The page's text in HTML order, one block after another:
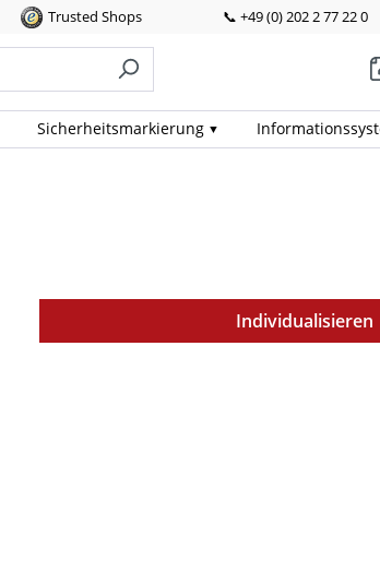
Trusted Shops 📞 +49 (0) 202 2 77 22 0
Sicherheits­markierung
Individualisieren